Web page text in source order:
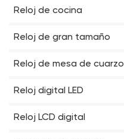
Reloj de cocina
Reloj de gran tamaño
Reloj de mesa de cuarzo
Reloj digital LED
Reloj LCD digital